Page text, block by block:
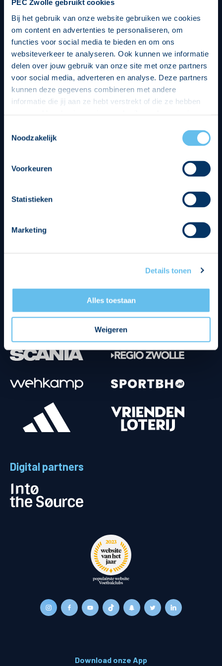
PEC Zwolle gebruikt cookies
Bij het gebruik van onze website gebruiken we cookies
om content en advertenties te personaliseren, om
functies voor social media te bieden en om ons
websiteverkeer te analyseren. Ook kunnen we informatie
delen over jouw gebruik van onze site met onze partners
voor social media, adverteren en analyse. Deze partners
kunnen deze gegevens combineren met andere
informatie die jij aan ze hebt verstrekt of die ze hebben
op een veilige en integere wijze. Je kunt je toestemming
beheren op de privacy- en cookieverklaring pagina.
Noodzakelijk
Voorkeuren
Statistieken
Marketing
Details tonen
Alles toestaan
Weigeren
Digital partners
Download onze App